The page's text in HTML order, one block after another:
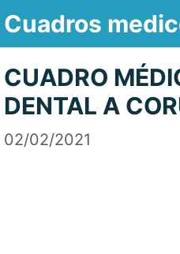
Saltar
contenido
Cuadros
CUADRO
DENTAL A
02/02/2021